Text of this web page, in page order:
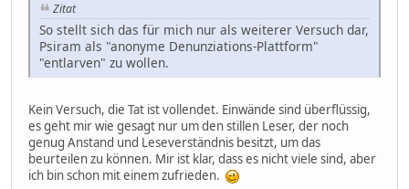
Zitat
So stellt sich das für mich nur als weiterer Versuch dar,
Psiram als "anonyme Denunziations-Plattform"
"entlarven" zu wollen.
Kein Versuch, die Tat ist vollendet. Einwände sind überflüssig,
es geht mir wie gesagt nur um den stillen Leser, der noch
genug Anstand und Leseverständnis besitzt, um das
beurteilen zu können. Mir ist klar, dass es nicht viele sind, aber
ich bin schon mit einem zufrieden.